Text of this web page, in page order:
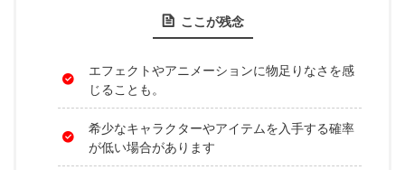
ここが残念
エフェクトやアニメーションに物足りなさを感
じることも。
希少なキャラクターやアイテムを入手する確率
が低い場合があります